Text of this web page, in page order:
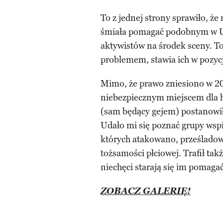
To z jednej strony sprawiło,
śmiała pomagać podobnym w
aktywistów na środek sceny.
problemem, stawia ich w
Mimo, że prawo zniesiono w
niebezpiecznym miejscem dla
(sam będący gejem)
Udało mi się poznać grupy
których atakowano,
tożsamości płciowej. Trafił
niechęci starają się im
ZOBACZ GALERIĘ!